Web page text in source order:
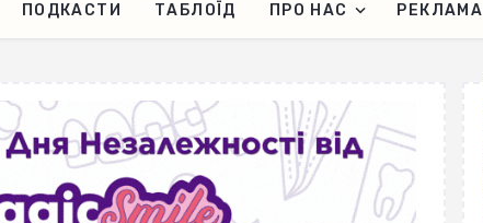
ПОДКАСТИ ТАБЛОЇД ПРО НАС РЕКЛАМА